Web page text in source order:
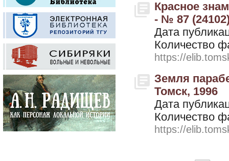
Красное
- № 87
Дата
Количество
https://
Земля
Томск, 1996
Дата
Количество
https://